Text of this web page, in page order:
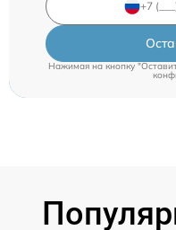
Нажимая на кнопку